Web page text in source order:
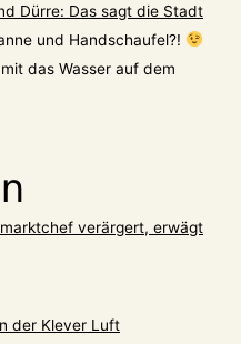
Dürre: Das sagt die Stadt
und Handschaufel?!
das Wasser auf dem
verärgert, erwägt
der Klever Luft